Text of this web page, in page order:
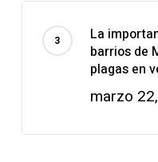
La
barrios de
plagas en
marzo